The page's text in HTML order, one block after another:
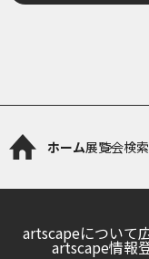
ホーム展覧会検索
artscapeについて
artscape情報